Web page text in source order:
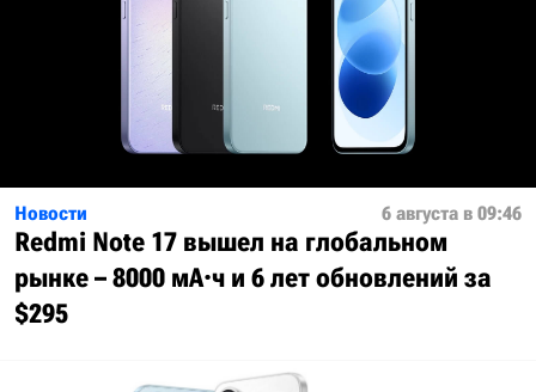
Новости 6 августа в 09:46
Redmi Note 17 вышел на глобальном
рынке – 8000 мА·ч и 6 лет обновлений за
$295